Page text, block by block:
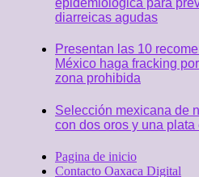
epidemiológica para
diarreicas agudas
Presentan las 10
México haga fracking
zona prohibida
Selección mexicana de
con dos oros y una
Pagina de inicio
Contacto Oaxaca Digital